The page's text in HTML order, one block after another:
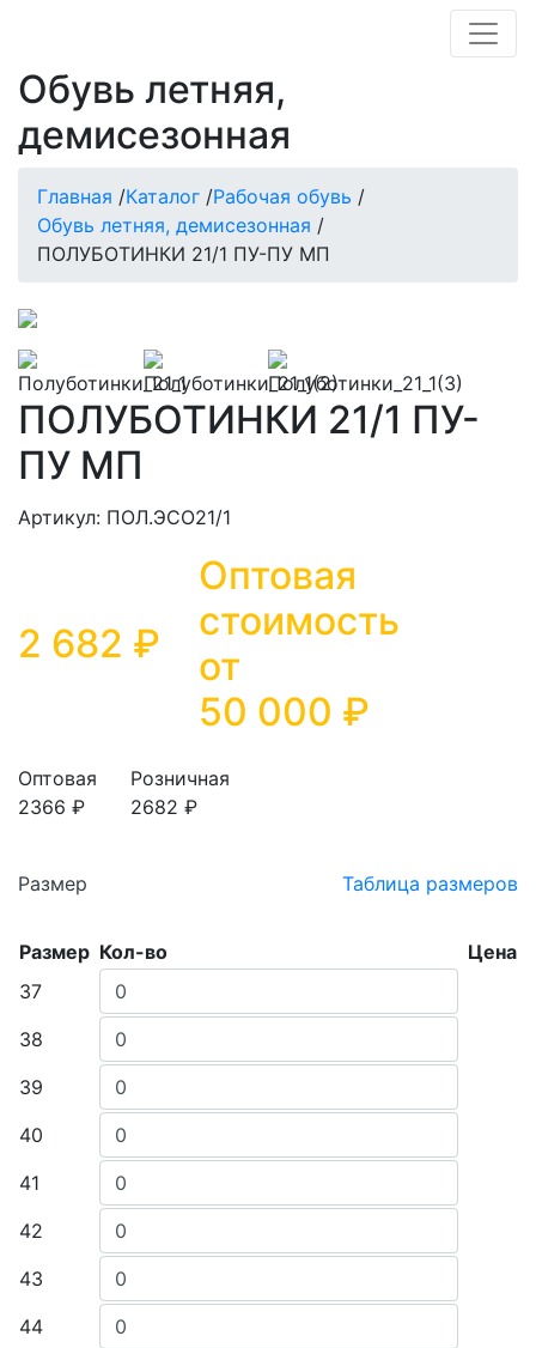
Обувь летняя,
демисезонная
Главная /Каталог /Рабочая обувь /
Обувь летняя, демисезонная /
ПОЛУБОТИНКИ 21/1 ПУ-ПУ МП
ПОЛУБОТИНКИ 21/1 ПУ-
ПУ МП
Артикул: ПОЛ.ЭСО21/1
2 682 ₽
Оптовая
стоимость
от
50 000 ₽
Оптовая
2366 ₽
Розничная
2682 ₽
Размер Таблица размеров
Размер Кол-во
Цена
37
38
39
40
41
42
43
44